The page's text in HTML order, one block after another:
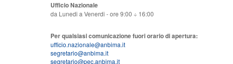
Ufficio Nazionale
da Lunedi a Venerdi - ore 9:00 ÷ 16:00
Per qualsiasi comunicazione fuori orario di apertura:
ufficio.nazionale@anbima.it
segretario@anbima.it
segretario@pec.anbima.it